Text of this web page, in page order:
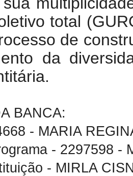
total
de
da
BANCA:
- MARIA
- 2297598 -
- MIRLA